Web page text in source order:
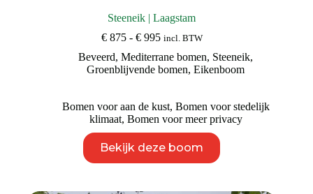
Steeneik | Laagstam
€875 - €995Prijsklasse:
tot
€ 995
incl. BTW
Beveerd,Mediterrane bomen, Steeneik,
Groenblijvende bomen,Eikenboom
Bomen voor aan de kust, Bomen voor stedelijk
klimaat, Bomen voor meer privacy
Bekijk deze boom
product
heeft